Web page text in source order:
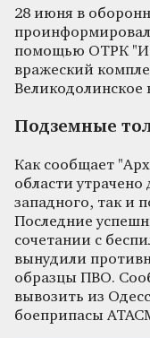
28 июня в
помощью ОТРК
вражеский
Великодолинское
Подземные
Как сообщает
области
западного, так и
Последние
сочетании с
вынудили
образцы ПВО.
вывозить из
боеприпасы